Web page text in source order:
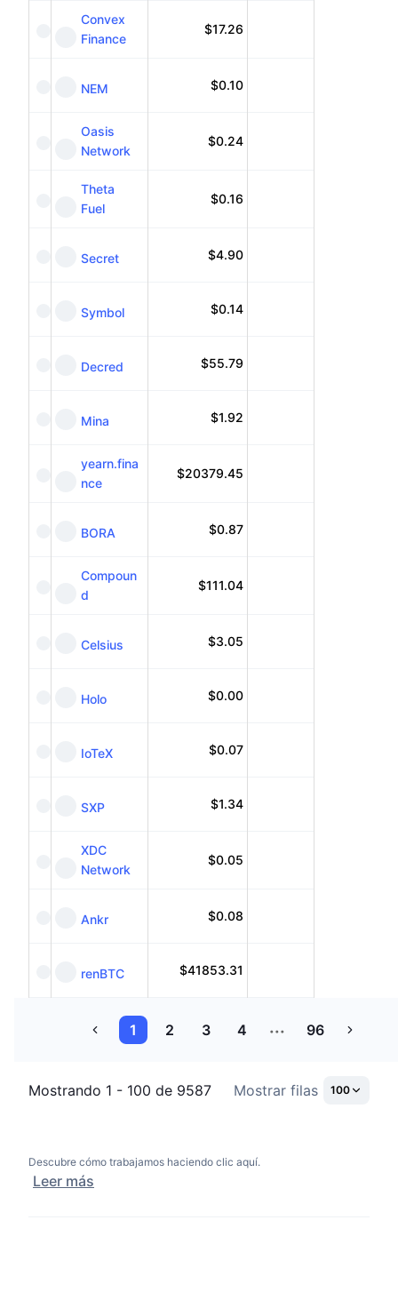
Convex
Finance
$17.26
NEM $0.10
Oasis
Network
$0.24
Theta
Fuel
$0.16
Secret $4.90
Symbol $0.14
Decred $55.79
Mina $1.92
yearn.fina
nce
$20379.45
BORA $0.87
Compoun
d
$111.04
Celsius $3.05
Holo $0.00
IoTeX $0.07
SXP $1.34
XDC
Network
$0.05
Ankr $0.08
renBTC $41853.31
1 2 3 4 96
Mostrando 1 - 100 de 9587 Mostrar filas 100
Descubre cómo trabajamos haciendo clic aquí.
Leer más